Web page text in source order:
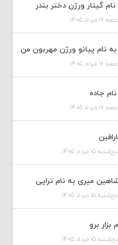
گیتار ورژن دختر بندر
۱۴۰۵
نام پیانو ورژن مهربون من
۱۴۰۵
جاده
۱۴۰۵
۱۵ مرداد ۱۴۰۵
میری به نام تراپی
۱۵ مرداد ۱۴۰۵
برو
۱۵ مرداد ۱۴۰۵